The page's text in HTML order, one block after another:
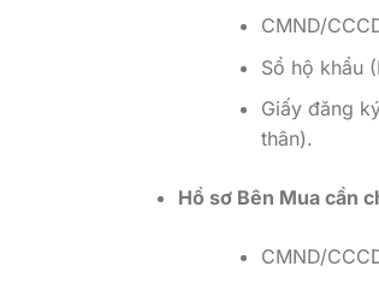
CMND/
Sổ hộ khẩu
Giấy đăng
thân).
Hồ sơ Bên Mua cần
CMND/